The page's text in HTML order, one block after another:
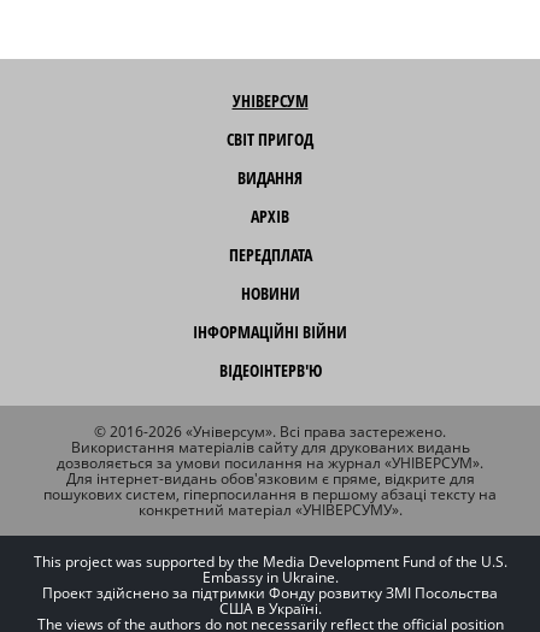
УНІВЕРСУМ
СВІТ ПРИГОД
ВИДАННЯ
АРХІВ
ПЕРЕДПЛАТА
НОВИНИ
ІНФОРМАЦІЙНІ ВІЙНИ
ВІДЕОІНТЕРВ'Ю
© 2016-2026 «Універсум». Всі права застережено.
Використання матеріалів сайту для друкованих видань
дозволяється за умови посилання на журнал «УНІВЕРСУМ».
Для інтернет-видань обов'язковим є пряме, відкрите для
пошукових систем, гіперпосилання в першому абзаці тексту на
конкретний матеріал «УНІВЕРСУМУ».
This project was supported by the Media Development Fund of the U.S.
Embassy in Ukraine.
Проект здійснено за підтримки Фонду розвитку ЗМІ Посольства
США в Україні.
The views of the authors do not necessarily reflect the official position